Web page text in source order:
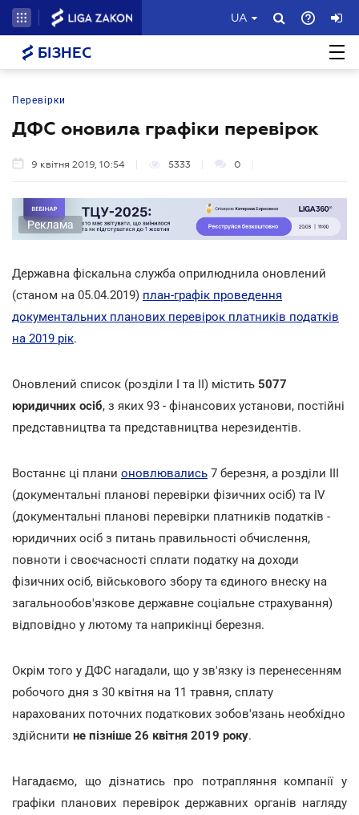
UA
БІЗНЕС
Перевірки
ДФС оновила графіки перевірок
9 квітня 2019, 10:54 5333 0
Реклама
Державна фіскальна служба оприлюднила оновлений
(станом на 05.04.2019) план-графік проведення
документальних планових перевірок платників податків
на 2019 рік.
Оновлений список (розділи І та ІІ) містить 5077
юридичних осіб, з яких 93 - фінансових установи, постійні
представництва та представництва нерезидентів.
Востаннє ці плани оновлювались 7 березня, а розділи III
(документальні планові перевірки фізичних осіб) та IV
(документальні планові перевірки платників податків -
юридичних осіб з питань правильності обчислення,
повноти і своєчасності сплати податку на доходи
фізичних осіб, військового збору та єдиного внеску на
загальнообов'язкове державне соціальне страхування)
відповідно у лютому та наприкінці березня.
Окрім того у ДФС нагадали, що у зв'язку із перенесенням
робочого дня з 30 квітня на 11 травня, сплату
нарахованих поточних податкових зобов'язань необхідно
здійснити не пізніше 26 квітня 2019 року.
Нагадаємо, що дізнатись про потрапляння компанії у
графіки планових перевірок державних органів нагляду